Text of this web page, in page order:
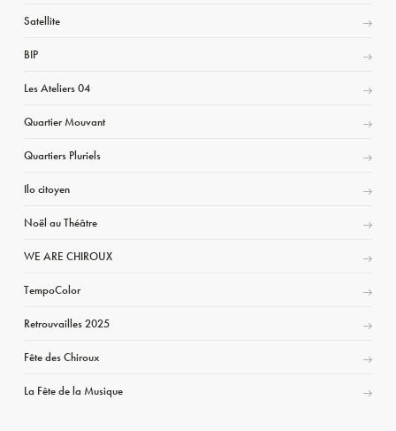
Satellite
BIP
Les Ateliers 04
Quartier Mouvant
Quartiers Pluriels
Ilo citoyen
Noël au Théâtre
WE ARE CHIROUX
TempoColor
Retrouvailles 2025
Fête des Chiroux
La Fête de la Musique